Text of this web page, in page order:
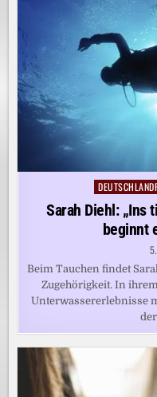
Posted
in
Sarah Diehl: „Ins
beginnt
Beim Tauchen findet
Zugehörigkeit. In
Unterwassererlebnisse